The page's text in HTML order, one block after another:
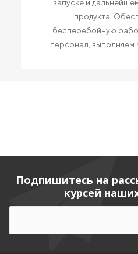
запуске и
продукта.
бесперебойную
персонал, выполняем
Подпишитесь на
курсей